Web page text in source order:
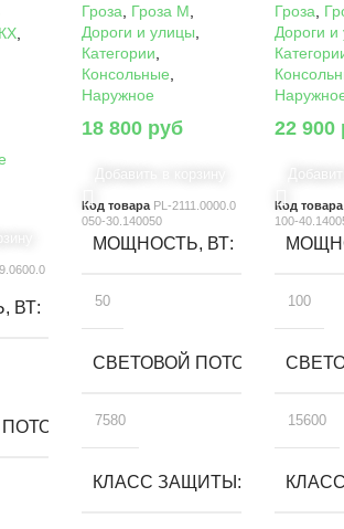
ВТ
ЛМ
Гроза Гроза M
Дороги и улицы
Категории
Консольные
Наружное
18 800 руб
Код товара PL-2111.0000.0
050-30.140050
МОЩНОСТЬ, ВТ
50
СВЕТОВОЙ ПОТОК, ЛМ
7580
КЛАСС ЗАЩИТЫ
Гроза
Дороги и
22 900
Код товара
100-
100
15600